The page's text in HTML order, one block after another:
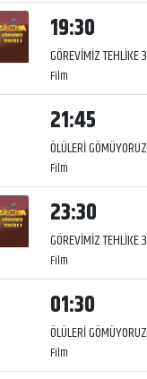
19:30
GÖREVİMİZ TEHLİKE 3
Film
21:45
ÖLÜLERİ GÖMÜYORUZ
Film
23:30
GÖREVİMİZ TEHLİKE 3
Film
01:30
ÖLÜLERİ GÖMÜYORUZ
Film